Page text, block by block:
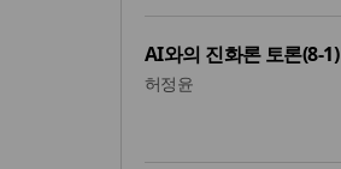
AI와의 진화론 토론(8-1)
허정윤